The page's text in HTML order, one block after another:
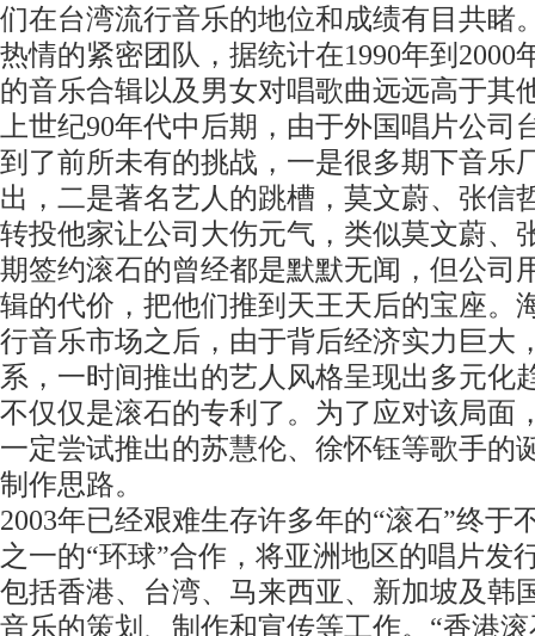
们在台湾流行音乐的地位和成绩有目共睹
热情的紧密团队，据统计在1990年到2000
的音乐合辑以及男女对唱歌曲远远高于其
上世纪90年代中后期，由于外国唱片公
到了前所未有的挑战，一是很多期下音乐
出，二是著名艺人的跳槽，莫文蔚、张信
转投他家让公司大伤元气，类似莫文蔚、
期签约滚石的曾经都是默默无闻，但公司
辑的代价，把他们推到天王天后的宝座。
行音乐市场之后，由于背后经济实力巨大
系，一时间推出的艺人风格呈现出多元化
不仅仅是滚石的专利了。为了应对该局面
一定尝试推出的苏慧伦、徐怀钰等歌手的
制作思路。
2003年已经艰难生存许多年的“滚石”终于
之一的“环球”合作，将亚洲地区的唱片发
包括香港、台湾、马来西亚、新加坡及韩
音乐的策划、制作和宣传等工作。“香港